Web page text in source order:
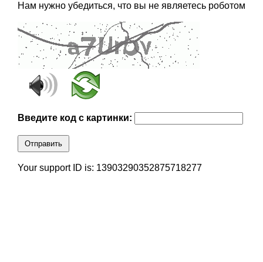
Нам нужно убедиться, что вы не являетесь роботом
Введите код с картинки:
Отправить
Your support ID is: 13903290352875718277